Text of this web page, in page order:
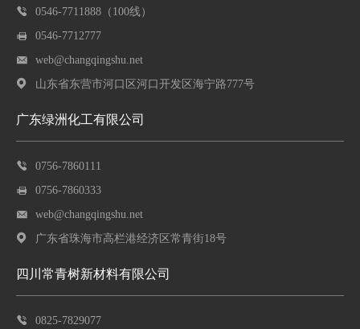
0546-7711888（100线）
0546-7712777
web@changqingshu.net
山东省东营市河口区河口开发区海宁路777号
广东绿洲化工有限公司
0756-7860111
0756-7860333
web@changqingshu.net
广东省珠海市高栏港经济区常青街18号
四川常青树新材料有限公司
0825-7829077